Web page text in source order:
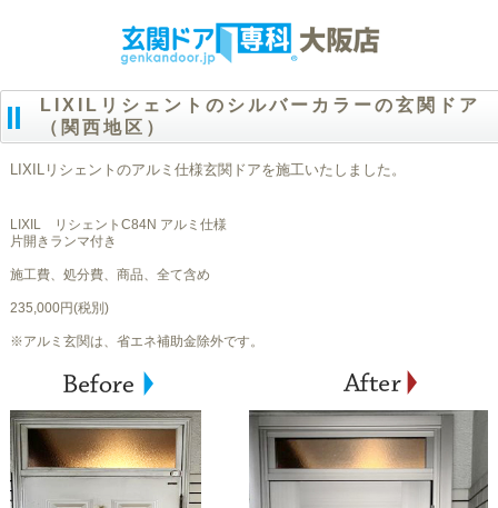
LIXILリシェントのシルバーカラーの玄関ドア
（関西地区）
LIXILリシェントのアルミ仕様玄関ドアを施工いたしました。
LIXIL リシェントC84N アルミ仕様
片開きランマ付き
施工費、処分費、商品、全て含め
235,000円(税別)
※アルミ玄関は、省エネ補助金除外です。